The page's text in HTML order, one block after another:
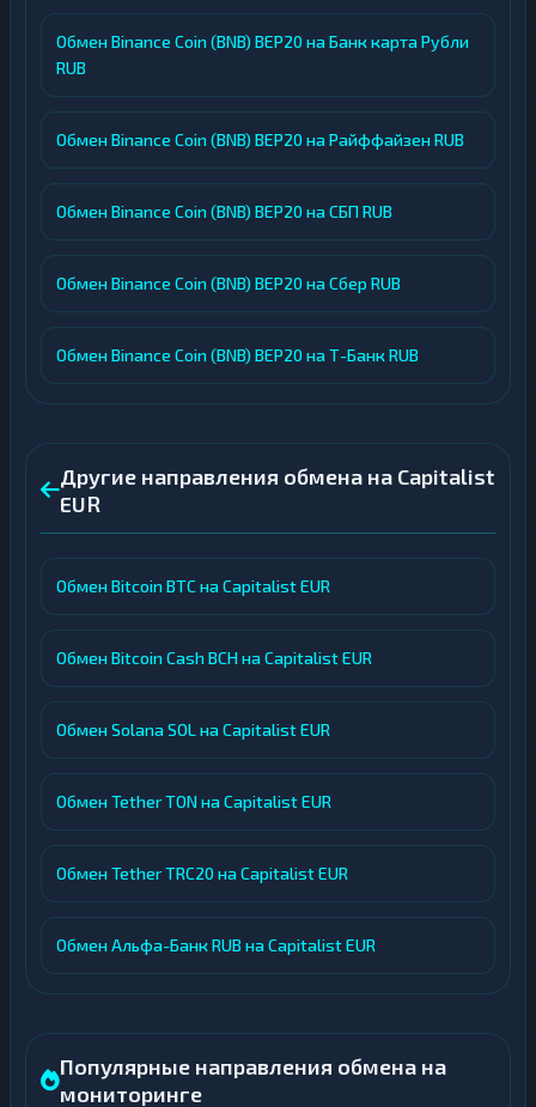
Обмен Binance Coin (BNB) BEP20 на Банк карта Рубли
RUB
Обмен Binance Coin (BNB) BEP20 на Райффайзен RUB
Обмен Binance Coin (BNB) BEP20 на СБП RUB
Обмен Binance Coin (BNB) BEP20 на Сбер RUB
Обмен Binance Coin (BNB) BEP20 на Т-Банк RUB
Другие направления обмена на Capitalist
EUR
Обмен Bitcoin BTC на Capitalist EUR
Обмен Bitcoin Cash BCH на Capitalist EUR
Обмен Solana SOL на Capitalist EUR
Обмен Tether TON на Capitalist EUR
Обмен Tether TRC20 на Capitalist EUR
Обмен Альфа-Банк RUB на Capitalist EUR
Популярные направления обмена на
мониторинге